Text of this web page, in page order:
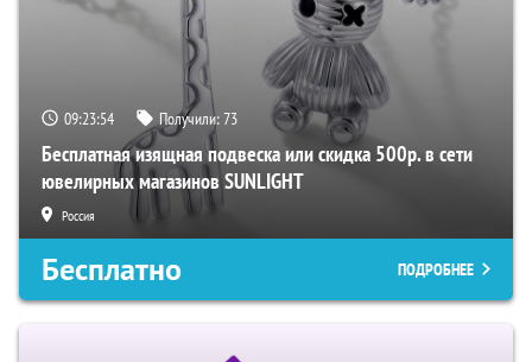
09:23:53 Получили:73
Бесплатная изящная подвеска или скидка 500р. в сети
ювелирных магазинов SUNLIGHT
Россия
Бесплатно ПОДРОБНЕЕ